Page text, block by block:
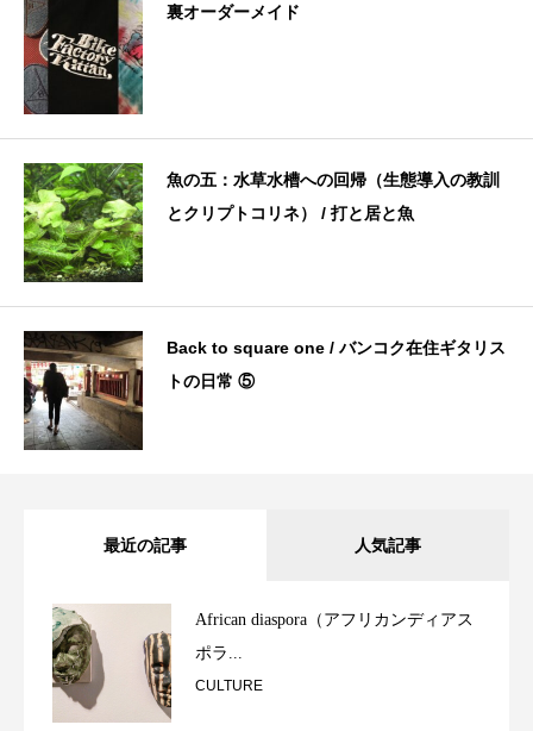
裏オーダーメイド
魚の五：水草水槽への回帰（生態導入の教訓
とクリプトコリネ） / 打と居と魚
Back to square one / バンコク在住ギタリス
トの日常 ⑤
最近の記事 人気記事
African diaspora（アフリカンディアス
ポラ...
CULTURE